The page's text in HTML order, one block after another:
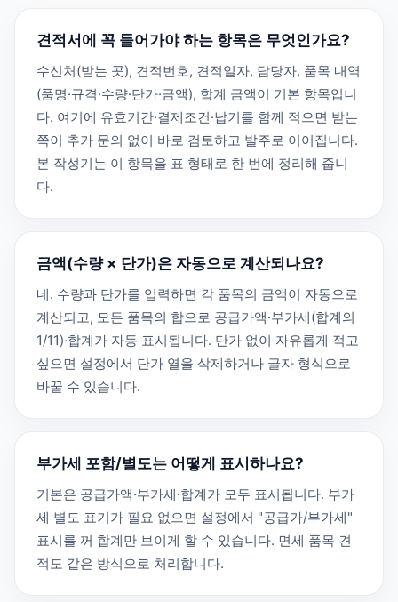
견적서에 꼭 들어가야 하는 항목은 무엇인가요?
수신처(받는 곳), 견적번호, 견적일자, 담당자, 품목 내역
(품명·규격·수량·단가·금액), 합계 금액이 기본 항목입니
다. 여기에 유효기간·결제조건·납기를 함께 적으면 받는
쪽이 추가 문의 없이 바로 검토하고 발주로 이어집니다.
본 작성기는 이 항목을 표 형태로 한 번에 정리해 줍니
다.
금액(수량 × 단가)은 자동으로 계산되나요?
네. 수량과 단가를 입력하면 각 품목의 금액이 자동으로
계산되고, 모든 품목의 합으로 공급가액·부가세(합계의
1/11)·합계가 자동 표시됩니다. 단가 없이 자유롭게 적고
싶으면 설정에서 단가 열을 삭제하거나 글자 형식으로
바꿀 수 있습니다.
부가세 포함/별도는 어떻게 표시하나요?
기본은 공급가액·부가세·합계가 모두 표시됩니다. 부가
세 별도 표기가 필요 없으면 설정에서 "공급가/부가세"
표시를 꺼 합계만 보이게 할 수 있습니다. 면세 품목 견
적도 같은 방식으로 처리합니다.